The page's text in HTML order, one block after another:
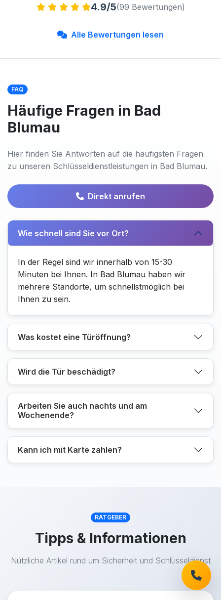
4.9/5(99 Bewertungen)
Alle Bewertungen lesen
FAQ
Häufige Fragen in Bad
Blumau
Hier finden Sie Antworten auf die häufigsten Fragen
zu unseren Schlüsseldienstleistungen in Bad Blumau.
Direkt anrufen
Wie schnell sind Sie vor Ort?
In der Regel sind wir innerhalb von 15-30
Minuten bei Ihnen. In Bad Blumau haben wir
mehrere Standorte, um schnellstmöglich bei
Ihnen zu sein.
Was kostet eine Türöffnung?
Wird die Tür beschädigt?
Arbeiten Sie auch nachts und am
Wochenende?
Kann ich mit Karte zahlen?
RATGEBER
Tipps & Informationen
Nützliche Artikel rund um Sicherheit und Schlüsseldienst